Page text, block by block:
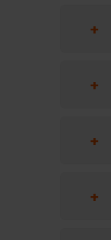
+
+
+
+